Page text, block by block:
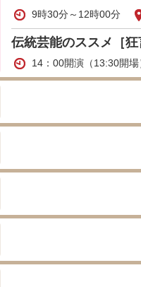
9時30分～12時00分
伝統芸能のススメ［
14：00開演（13:30開場